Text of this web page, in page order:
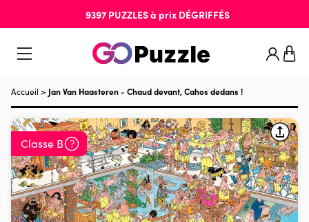
9397 PUZZLESà prix DÉGRIFFÉS
Accueil > Jan Van Haasteren - Chaud devant, Cahos dedans !
Classe B